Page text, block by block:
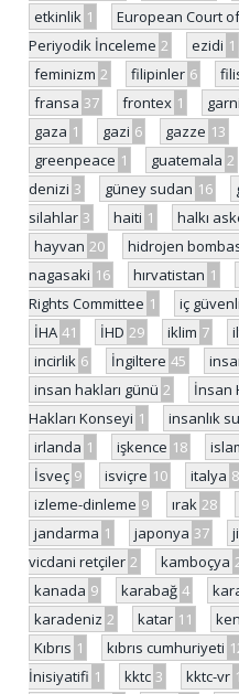
etkinlik 1 European Court
Periyodik İnceleme 2 ezidi 1
feminizm 2 filipinler 6
fransa 37 frontex 1
gaza 1 gazi 6 gazze 13
greenpeace 1 guatemala 2
denizi 3 güney sudan 16
silahlar 3 haiti 1 halkı
hayvan 20 hidrojen
nagasaki 16 hırvatistan 1
Rights Committee 1 iç
İHA 41 İHD 29 iklim 7
incirlik 6 İngiltere 45
insan hakları günü 2 İnsan
Hakları Konseyi 1 insanlık
irlanda 1 işkence 18
İsveç 9 isviçre 10 italya 8
izleme-dinleme 9 ırak 28
jandarma 1 japonya 37
vicdani retçiler 2 kamboçya
kanada 9 karabağ 4
karadeniz 2 katar 11
Kıbrıs 1 kıbrıs cumhuriyeti
İnisiyatifi 1 kktc 3 kktc-vr